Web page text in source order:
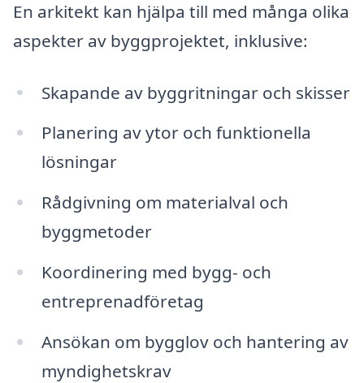
En arkitekt kan hjälpa till med många olika
aspekter av byggprojektet, inklusive:
Skapande av byggritningar och skisser
Planering av ytor och funktionella
lösningar
Rådgivning om materialval och
byggmetoder
Koordinering med bygg- och
entreprenadföretag
Ansökan om bygglov och hantering av
myndighetskrav